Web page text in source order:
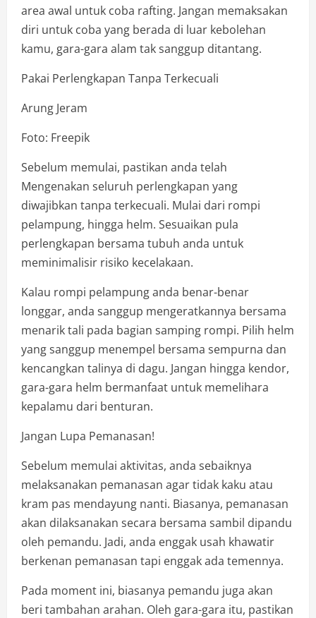
area awal untuk coba rafting. Jangan memaksakan
diri untuk coba yang berada di luar kebolehan
kamu, gara-gara alam tak sanggup ditantang.
Pakai Perlengkapan Tanpa Terkecuali
Arung Jeram
Foto: Freepik
Sebelum memulai, pastikan anda telah
Mengenakan seluruh perlengkapan yang
diwajibkan tanpa terkecuali. Mulai dari rompi
pelampung, hingga helm. Sesuaikan pula
perlengkapan bersama tubuh anda untuk
meminimalisir risiko kecelakaan.
Kalau rompi pelampung anda benar-benar
longgar, anda sanggup mengeratkannya bersama
menarik tali pada bagian samping rompi. Pilih helm
yang sanggup menempel bersama sempurna dan
kencangkan talinya di dagu. Jangan hingga kendor,
gara-gara helm bermanfaat untuk memelihara
kepalamu dari benturan.
Jangan Lupa Pemanasan!
Sebelum memulai aktivitas, anda sebaiknya
melaksanakan pemanasan agar tidak kaku atau
kram pas mendayung nanti. Biasanya, pemanasan
akan dilaksanakan secara bersama sambil dipandu
oleh pemandu. Jadi, anda enggak usah khawatir
berkenan pemanasan tapi enggak ada temennya.
Pada moment ini, biasanya pemandu juga akan
beri tambahan arahan. Oleh gara-gara itu, pastikan